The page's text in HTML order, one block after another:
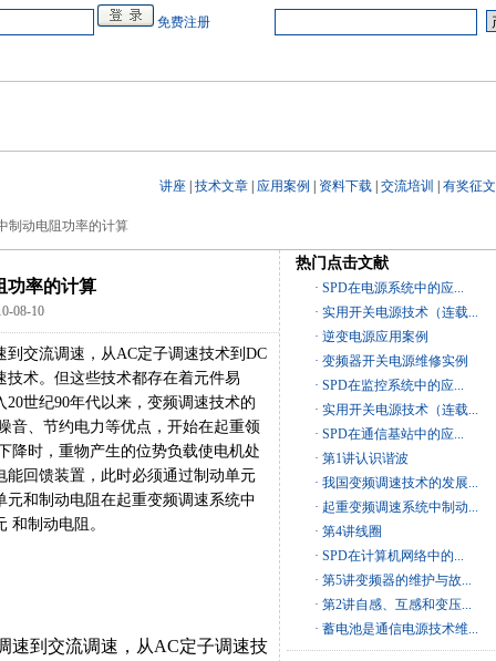
免费注册
讲座 技术文章 应用案例 资料下载 交流培训 有奖征文
制动电阻功率的计算
功率的计算
08-10
交流调速，从AC定子调速技术到DC
术。但这些技术都存在着元件易
世纪90年代以来，变频调速技术的
音、节约电力等优点，开始在起重领
降时，重物产生的位势负载使电机处
回馈装置，此时必须通过制动单元
和制动电阻在起重变频调速系统中
和制动电阻。
速到交流调速，从AC定子调速技
热门点击文献
· SPD在电源系统中的应...
· 实用开关电源技术（连载...
· 逆变电源应用案例
· 变频器开关电源维修实例
· SPD在监控系统中的应...
· 实用开关电源技术（连载...
· SPD在通信基站中的应...
· 第1讲认识谐波
· 我国变频调速技术的发展...
· 起重变频调速系统中制动...
· 第4讲线圈
· SPD在计算机网络中的...
· 第5讲变频器的维护与故...
· 第2讲自感、互感和变压...
· 蓄电池是通信电源技术维...